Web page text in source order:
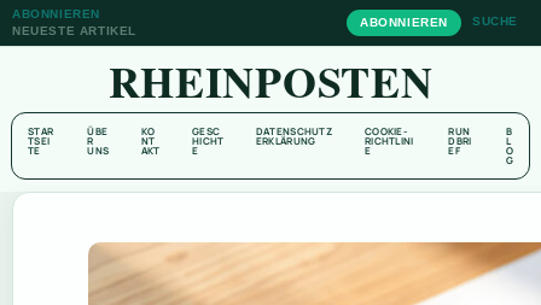
ABONNIEREN
NEUESTE ARTIKEL
ABONNIEREN SUCHE
RHEINPOSTEN
STAR
TSEI
TE
ÜBE
R
UNS
KO
NT
AKT
GESC
HICHT
E
DATENSCHUTZ
ERKLÄRUNG
COOKIE-
RICHTLINI
E
RUN
DBRI
EF
B
L
O
G